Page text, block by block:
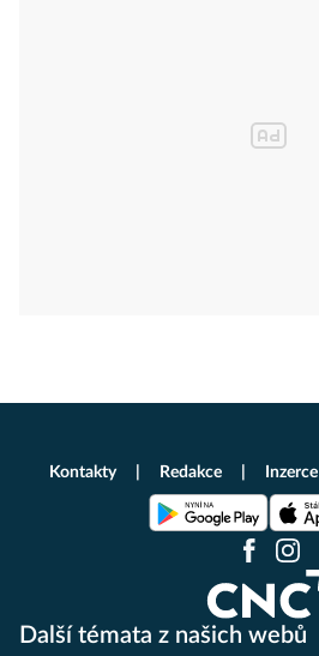
Další témata z našich webů
Kontakty Redakce Inzerce